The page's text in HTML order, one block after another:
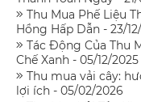
Thu Mua Phế Liệu
Hồng Hấp Dẫn - 23/
Tác Động Của Thu
Chế Xanh - 05/12/2025
Thu mua vải cây:
lợi ích - 05/02/2026